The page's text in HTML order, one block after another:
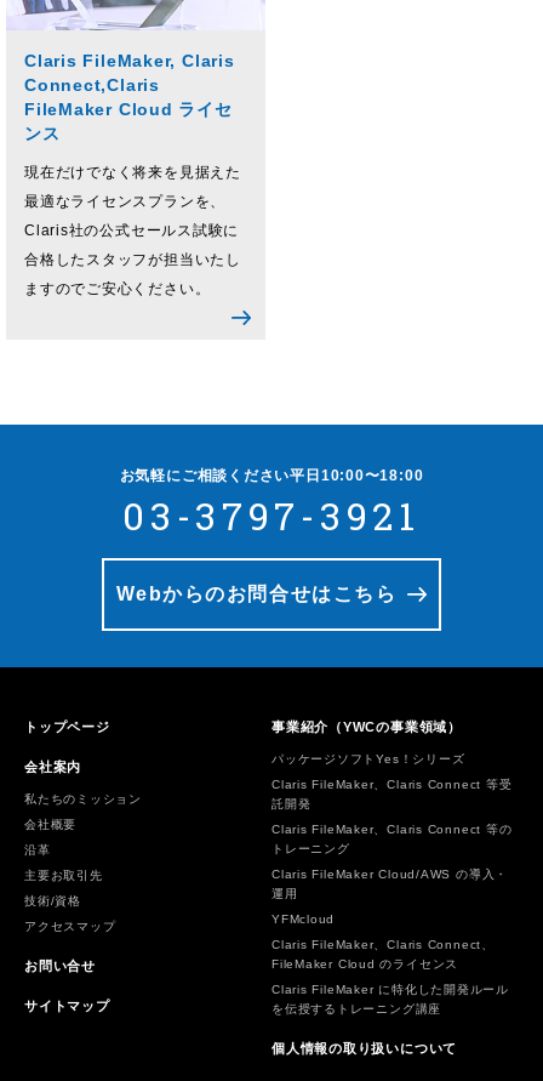
Claris FileMaker, Claris
Connect,Claris
FileMaker Cloud ライセ
ンス
現在だけでなく将来を見据えた
最適なライセンスプランを、
Claris社の公式セールス試験に
合格したスタッフが担当いたし
ますのでご安心ください。
お気軽にご相談ください平日10:00〜18:00
03-3797-3921
Webからのお問合せはこちら
トップページ
会社案内
私たちのミッション
会社概要
沿革
主要お取引先
技術/資格
アクセスマップ
お問い合せ
サイトマップ
事業紹介（YWCの事業領域）
パッケージソフトYes！シリーズ
Claris FileMaker、Claris Connect 等受
託開発
Claris FileMaker、Claris Connect 等の
トレーニング
Claris FileMaker Cloud/AWS の導入・
運用
YFMcloud
Claris FileMaker、Claris Connect、
FileMaker Cloud のライセンス
Claris FileMaker に特化した開発ルール
を伝授するトレーニング講座
個人情報の取り扱いについて